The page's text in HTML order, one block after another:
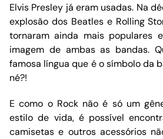
Elvis Presley já eram usadas. Na
explosão dos Beatles e Rolling
tornaram ainda mais populares
imagem de ambas as bandas.
famosa língua que é o símbolo da
né?!
E como o Rock não é só um
estilo de vida, é possível
camisetas e outros acessórios